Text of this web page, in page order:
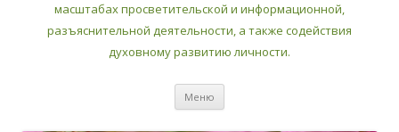
масштабах просветительской и информационной,
разъяснительной деятельности, а также содействия
духовному развитию личности.
Меню